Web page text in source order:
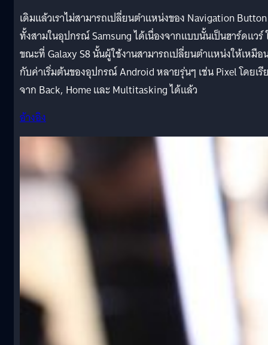
เดิมแล้วเราไม่สามารถเปลี่ยนตำแหน่งของ Navigation Button
ทั้งสามในอุปกรณ์ Samsung ได้เนื่องจากแบบนั้นเป็นฮาร์ดแวร์
ขณะที่ Galaxy S8 นั้นผู้ใช้งานสามารถเปลี่ยนตำแหน่งให้เหมือ
กับค่าเริ่มต้นของอุปกรณ์ Android หลายรุ่นๆ เช่น Pixel โดยเรี
จาก Back, Home และ Multitasking ได้แล้ว
อ้างอิง